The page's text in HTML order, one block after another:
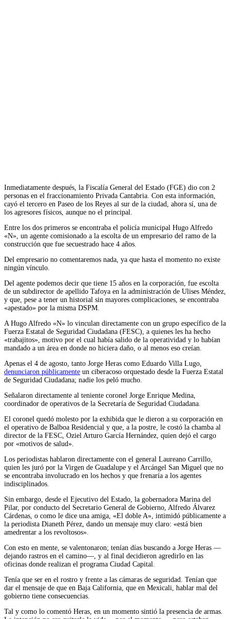
Inmediatamente después, la Fiscalía General del Estado (FGE) dio con 2
personas en el fraccionamiento Privada Cantabria. Con esta información,
cayó el tercero en Paseo de los Reyes al sur de la ciudad, ahora sí, una de
los agresores físicos, aunque no el principal.
Entre los dos primeros se encontraba el policía municipal Hugo Alfredo
«N», un agente comisionado a la escolta de un empresario del ramo de la
construcción que fue secuestrado hace 4 años.
Del empresario no comentaremos nada, ya que hasta el momento no existe
ningún vínculo.
Del agente podemos decir que tiene 15 años en la corporación, fue escolta
de un subdirector de apellido Tafoya en la administración de Ulises Méndez,
y que, pese a tener un historial sin mayores complicaciones, se encontraba
«apestado» por la misma DSPM.
A Hugo Alfredo «N» lo vinculan directamente con un grupo específico de la
Fuerza Estatal de Seguridad Ciudadana (FESC), a quienes les ha hecho
«trabajitos», motivo por el cual había salido de la operatividad y lo habían
mandado a un área en donde no hiciera daño, o al menos eso creían.
Apenas el 4 de agosto, tanto Jorge Heras como Eduardo Villa Lugo,
denunciaron públicamente un ciberacoso orquestado desde la Fuerza Estatal
de Seguridad Ciudadana; nadie los peló mucho.
Señalaron directamente al teniente coronel Jorge Enrique Medina,
coordinador de operativos de la Secretaría de Seguridad Ciudadana.
El coronel quedó molesto por la exhibida que le dieron a su corporación en
el operativo de Balboa Residencial y que, a la postre, le costó la chamba al
director de la FESC, Oziel Arturo García Hernández, quien dejó el cargo
por «motivos de salud».
Los periodistas hablaron directamente con el general Laureano Carrillo,
quien les juró por la Virgen de Guadalupe y el Arcángel San Miguel que no
se encontraba involucrado en los hechos y que frenaría a los agentes
indisciplinados.
Sin embargo, desde el Ejecutivo del Estado, la gobernadora Marina del
Pilar, por conducto del Secretario General de Gobierno, Alfredo Álvarez
Cárdenas, o como le dice una amiga, «El doble A», intimidó públicamente a
la periodista Dianeth Pérez, dando un mensaje muy claro: «está bien
amedrentar a los revoltosos».
Con esto en mente, se valentonaron; tenían días buscando a Jorge Heras —
dejando rastros en el camino—, y al final decidieron agredirlo en las
oficinas donde realizan el programa Ciudad Capital.
Tenía que ser en el rostro y frente a las cámaras de seguridad. Tenían que
dar el mensaje de que en Baja California, que en Mexicali, hablar mal del
gobierno tiene consecuencias.
Tal y como lo comentó Heras, en un momento sintió la presencia de armas.